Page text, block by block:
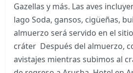
Gazellas y más. Las aves
lago Soda, gansos, cigüeñas,
almuerzo será servido en el
cráter Después del almuerzo,
avistajes mientras subimos al